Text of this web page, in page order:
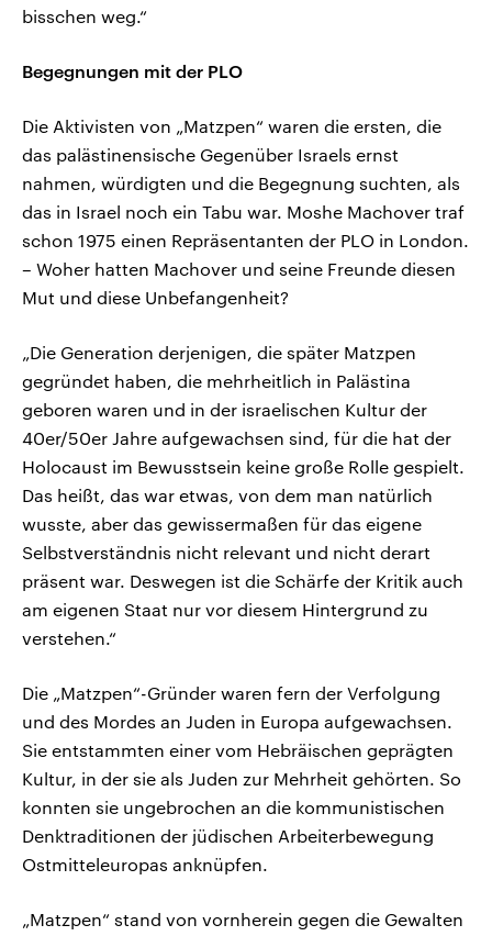
bisschen weg.“
Begegnungen mit der PLO
Die Aktivisten von „Matzpen“ waren die ersten, die
das palästinensische Gegenüber Israels ernst
nahmen, würdigten und die Begegnung suchten, als
das in Israel noch ein Tabu war. Moshe Machover traf
schon 1975 einen Repräsentanten der PLO in London.
– Woher hatten Machover und seine Freunde diesen
Mut und diese Unbefangenheit?
„Die Generation derjenigen, die später Matzpen
gegründet haben, die mehrheitlich in Palästina
geboren waren und in der israelischen Kultur der
40er/50er Jahre aufgewachsen sind, für die hat der
Holocaust im Bewusstsein keine große Rolle gespielt.
Das heißt, das war etwas, von dem man natürlich
wusste, aber das gewissermaßen für das eigene
Selbstverständnis nicht relevant und nicht derart
präsent war. Deswegen ist die Schärfe der Kritik auch
am eigenen Staat nur vor diesem Hintergrund zu
verstehen.“
Die „Matzpen“-Gründer waren fern der Verfolgung
und des Mordes an Juden in Europa aufgewachsen.
Sie entstammten einer vom Hebräischen geprägten
Kultur, in der sie als Juden zur Mehrheit gehörten. So
konnten sie ungebrochen an die kommunistischen
Denktraditionen der jüdischen Arbeiterbewegung
Ostmitteleuropas anknüpfen.
„Matzpen“ stand von vornherein gegen die Gewalten